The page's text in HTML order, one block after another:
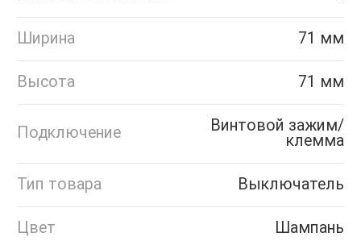
Ширина 71 мм
Высота 71 мм
Подключение
Винтовой зажим/
клемма
Тип товара Выключатель
Цвет Шампань